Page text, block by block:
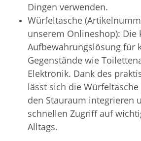
Dingen verwenden.
Würfeltasche
unserem Onlineshop): Die
Aufbewahrungslösung für
Gegenstände wie
Elektronik. Dank des
lässt sich die
den Stauraum integrieren
schnellen Zugriff auf
Alltags.